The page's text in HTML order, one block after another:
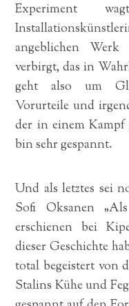
Experiment
angeblichen Werk
verbirgt, das in
geht also um
Vorurteile und
der in einem
bin sehr gespannt.
Und als letztes sei
Sofi Oksanen
erschienen bei
dieser Geschichte
total begeistert von
Stalins Kühe und